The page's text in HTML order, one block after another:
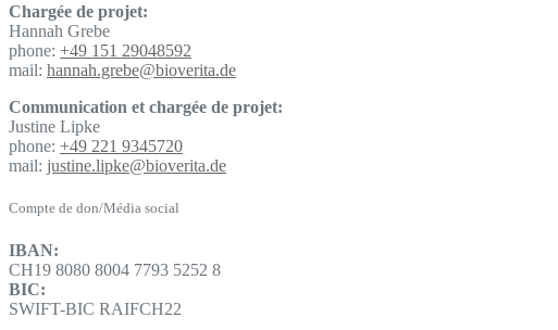
Chargée de projet:
Hannah Grebe
phone: +49 151 29048592
mail: hannah.grebe@bioverita.de
Communication et chargée de projet:
Justine Lipke
phone: +49 221 9345720
mail: justine.lipke@bioverita.de
Compte de don/Média social
IBAN:
CH19 8080 8004 7793 5252 8
BIC:
SWIFT-BIC RAIFCH22